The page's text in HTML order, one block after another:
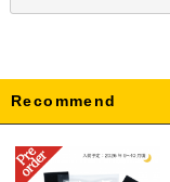
Recommend